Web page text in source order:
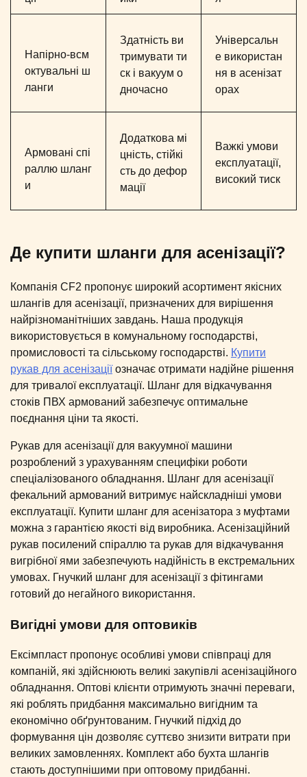
Напірно-всм
октувальні ш
ланги
Здатність ви
тримувати ти
ск і вакуум о
дночасно
Універсальн
е використан
ня в асенізат
орах
Армовані спі
раллю шланг
и
Додаткова мі
цність, стійкі
сть до дефор
мації
Важкі умови
експлуатації,
високий тиск
Де купити шланги для асенізації?
Компанія CF2 пропонує широкий асортимент якісних
шлангів для асенізації, призначених для вирішення
найрізноманітніших завдань. Наша продукція
використовується в комунальному господарстві,
промисловості та сільському господарстві. Купити
рукав для асенізаціїозначає отримати надійне рішення
для тривалої експлуатації. Шланг для відкачування
стоків ПВХ армований забезпечує оптимальне
поєднання ціни та якості.
Рукав для асенізації для вакуумної машини
розроблений з урахуванням специфіки роботи
спеціалізованого обладнання. Шланг для асенізації
фекальний армований витримує найскладніші умови
експлуатації. Купити шланг для асенізатора з муфтами
можна з гарантією якості від виробника. Асенізаційний
рукав посилений спіраллю та рукав для відкачування
вигрібної ями забезпечують надійність в екстремальних
умовах. Гнучкий шланг для асенізації з фітингами
готовий до негайного використання.
Вигідні умови для оптовиків
Ексімпласт пропонує особливі умови співпраці для
компаній, які здійснюють великі закупівлі асенізаційного
обладнання. Оптові клієнти отримують значні переваги,
які роблять придбання максимально вигідним та
економічно обґрунтованим. Гнучкий підхід до
формування цін дозволяє суттєво знизити витрати при
великих замовленнях. Комплект або бухта шлангів
стають доступнішими при оптовому придбанні.